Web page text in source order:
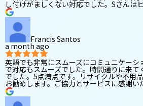
し付けがましくない対応でした。Sさんはヒ
Francis Santos
a month ago
英語でも非常にスムーズにコミュニケー
で対応もスムーズでした。時間通りに来て
でした。5点満点です。リサイクルや不用
お勧めします。ご協力とサービスに感謝い